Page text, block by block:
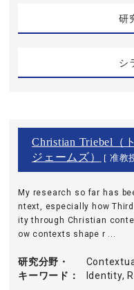
研
シ
Christian Triebel
ジェームズ）
[ 准教
My research so far has
ntext, especially how
ity through Christian
ow contexts shape r ...
研究分野・
キーワード
Identity,